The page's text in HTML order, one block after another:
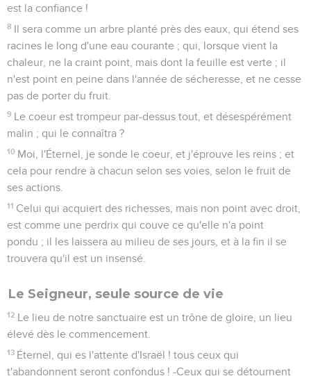
est la confiance !
8 Il sera comme un arbre planté près des eaux, qui étend ses
racines le long d'une eau courante ; qui, lorsque vient la
chaleur, ne la craint point, mais dont la feuille est verte ; il
n'est point en peine dans l'année de sécheresse, et ne cesse
pas de porter du fruit.
9 Le coeur est trompeur par-dessus tout, et désespérément
malin ; qui le connaîtra ?
10 Moi, l'Éternel, je sonde le coeur, et j'éprouve les reins ; et
cela pour rendre à chacun selon ses voies, selon le fruit de
ses actions.
11 Celui qui acquiert des richesses, mais non point avec droit,
est comme une perdrix qui couve ce qu'elle n'a point
pondu ; il les laissera au milieu de ses jours, et à la fin il se
trouvera qu'il est un insensé.
Le Seigneur, seule source de vie
12 Le lieu de notre sanctuaire est un trône de gloire, un lieu
élevé dès le commencement.
13 Éternel, qui es l'attente d'Israël ! tous ceux qui
t'abandonnent seront confondus ! -Ceux qui se détournent